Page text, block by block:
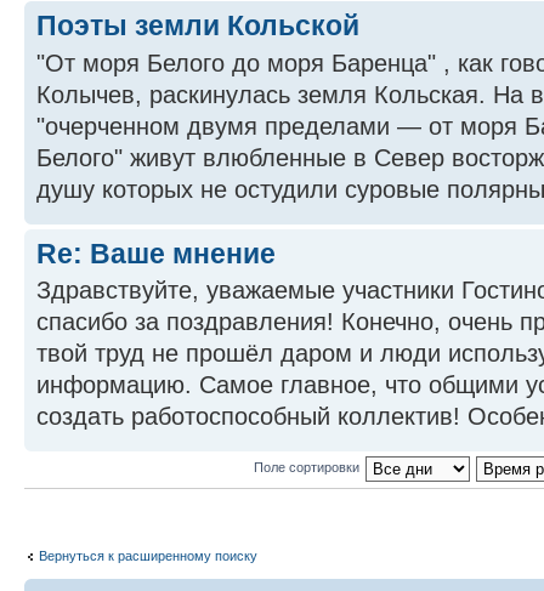
Поэты земли Кольской
"От моря Белого до моря Баренца" , как
Колычев, раскинулась земля Кольская. На
"очерченном двумя пределами — от моря
Белого" живут влюбленные в Север
душу которых не остудили суровые
Re: Ваше мнение
Здравствуйте, уважаемые участники
спасибо за поздравления! Конечно, очень
твой труд не прошёл даром и люди
информацию. Самое главное, что общими
создать работоспособный коллектив!
Поле сортировки
Вернуться к расширенному поиску